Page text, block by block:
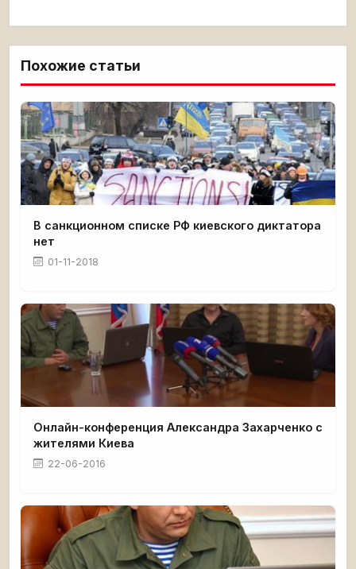
Похожие статьи
В санкционном списке РФ киевского диктатора
нет
01-11-2018
Онлайн-конференция Александра Захарченко с
жителями Киева
22-06-2016